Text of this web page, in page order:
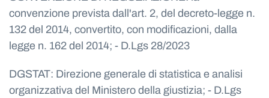
convenzione prevista dall'art. 2, del decreto-legge n.
132 del 2014, convertito, con modificazioni, dalla
legge n. 162 del 2014; - D.Lgs 28/2023
DGSTAT: Direzione generale di statistica e analisi
organizzativa del Ministero della giustizia; - D.Lgs